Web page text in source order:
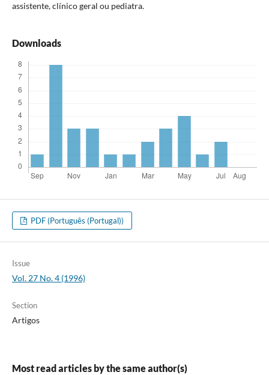
assistente, clínico geral ou pediatra.
Downloads
PDF (Português (Portugal))
Issue
Vol. 27 No. 4 (1996)
Section
Artigos
Most read articles by the same author(s)